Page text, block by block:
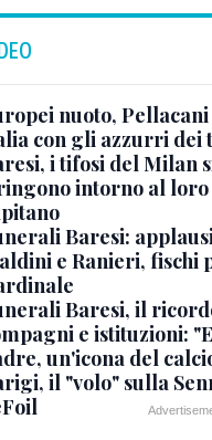
nuoto,
con gli azzurri dei
i tifosi del Milan
intorno al loro
Baresi:
e Ranieri, fischi
Baresi, il
e istituzioni:
un'icona del
il "volo" sulla